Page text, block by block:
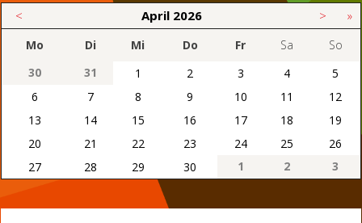
< April 2026 > »
Mo Di Mi Do Fr Sa
So
30
31 1 2 3 4
5
6
7 8 9 10 11
12
13
14 15 16 17 18
19
20
21 22 23 24 25
26
27
28 29 30 1 2 3